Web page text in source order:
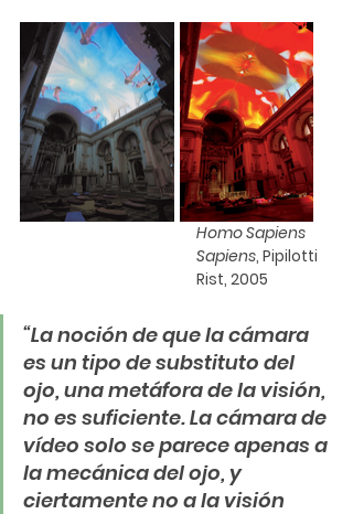
Homo Sapiens
Sapiens, Pipilotti
Rist, 2005
“La noción de que la cámara
es un tipo de substituto del
ojo, una metáfora de la visión,
no es suficiente. La cámara de
vídeo solo se parece apenas a
la mecánica del ojo, y
ciertamente no a la visión